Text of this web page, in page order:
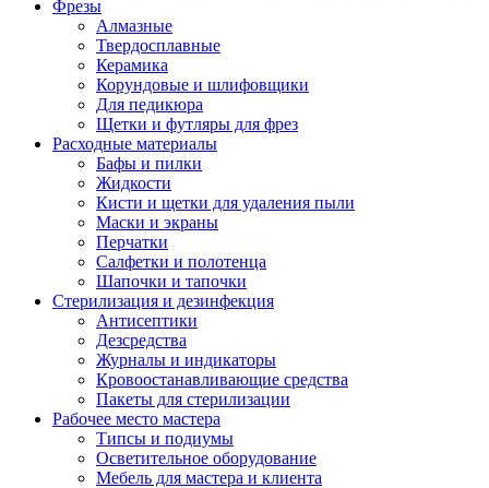
Фрезы
Алмазные
Твердосплавные
Керамика
Корундовые и шлифовщики
Для педикюра
Щетки и футляры для фрез
Расходные материалы
Бафы и пилки
Жидкости
Кисти и щетки для удаления пыли
Маски и экраны
Перчатки
Салфетки и полотенца
Шапочки и тапочки
Стерилизация и дезинфекция
Антисептики
Дезсредства
Журналы и индикаторы
Кровоостанавливающие средства
Пакеты для стерилизации
Рабочее место мастера
Типсы и подиумы
Осветительное оборудование
Мебель для мастера и клиента